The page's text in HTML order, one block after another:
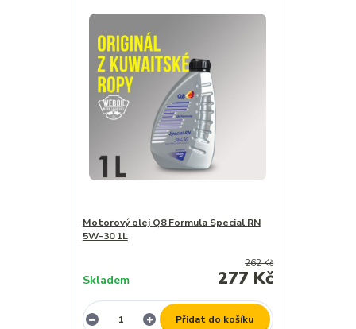
Motorový olej Q8 Formula Special RN
5W-30 1L
262 Kč
277 Kč
Skladem
Přidat do košíku